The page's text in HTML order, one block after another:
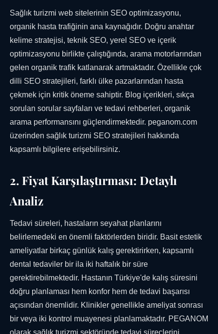
Sağlık turizmi web sitelerinin SEO optimizasyonu,
organik hasta trafiğinin ana kaynağıdır. Doğru anahtar
kelime stratejisi, teknik SEO, yerel SEO ve içerik
optimizasyonu birlikte çalıştığında, arama motorlarından
gelen organik trafik katlanarak artmaktadır. Özellikle çok
dilli SEO stratejileri, farklı ülke pazarlarından hasta
çekmek için kritik öneme sahiptir. Blog içerikleri, sıkça
sorulan sorular sayfaları ve tedavi rehberleri, organik
arama performansını güçlendirmektedir. peganom.com
üzerinden sağlık turizmi SEO stratejileri hakkında
kapsamlı bilgilere erişebilirsiniz.
2. Fiyat Karşılaştırması: Detaylı
Analiz
Tedavi süreleri, hastaların seyahat planlarını
belirlemedeki en önemli faktörlerden biridir. Basit estetik
ameliyatlar birkaç günlük kalış gerektirirken, kapsamlı
dental tedaviler bir ila iki haftalık bir süre
gerektirebilmektedir. Hastanın Türkiye'de kalış süresini
doğru planlaması hem konfor hem de tedavi başarısı
açısından önemlidir. Klinikler genellikle ameliyat sonrası
bir veya iki kontrol muayenesi planlamaktadır. PEGANOM